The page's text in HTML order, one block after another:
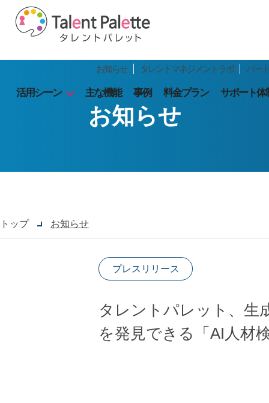
お知らせ タレントマネジメントラボ パー
活用シーン 主な機能 事例 料金プラン サポート体
お知らせ
トップ お知らせ
プレスリリース
タレントパレット、生
を発見できる「AI人材